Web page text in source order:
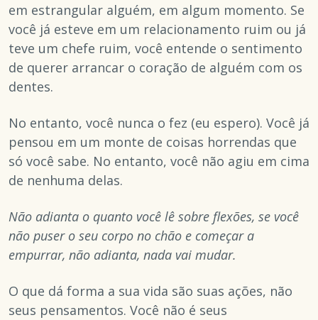
em estrangular alguém, em algum momento. Se
você já esteve em um relacionamento ruim ou já
teve um chefe ruim, você entende o sentimento
de querer arrancar o coração de alguém com os
dentes.
No entanto, você nunca o fez (eu espero). Você já
pensou em um monte de coisas horrendas que
só você sabe. No entanto, você não agiu em cima
de nenhuma delas.
Não adianta o quanto você lê sobre flexões, se você
não puser o seu corpo no chão e começar a
empurrar, não adianta, nada vai mudar.
O que dá forma a sua vida são suas ações, não
seus pensamentos. Você não é seus